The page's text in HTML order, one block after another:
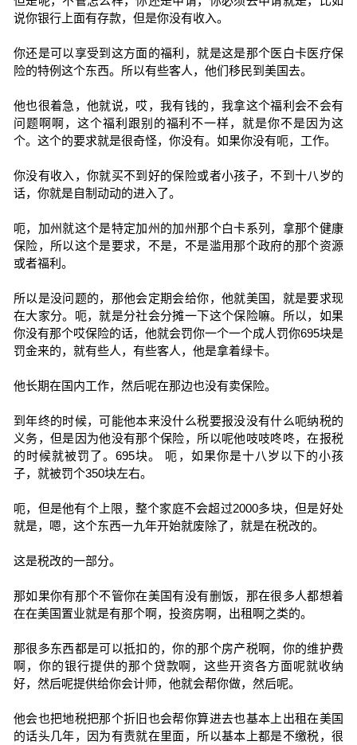
说你银行上面有存款，但是你没有收入。
你还是可以享受到这方面的福利，就是这是那个医白卡医疗保
险的特例这个东西。所以有些客人，他们移民到美国去。
他也很着急，他就说，哎，我有钱的，我拿这个福利会不会有
问题啊啊，这个福利跟别的福利不一样，就是你不是因为这
个。这个的要求就是很奇怪，你没有。如果你没有呃，工作。
你没有收入，你就买不到好的保险或者小孩子，不到十八岁的
话，你就是自制动动的进入了。
呃，加州就这个是特定加州的加州那个白卡系列，拿那个健康
保险，所以这个是要求，不是，不是滥用那个政府的那个资源
或者福利。
所以是没问题的，那他会定期会给你，他就美国，就是要求现
在大家分。呃，就是分社会分摊一下这个保险嘛。所以，如果
你没有那个哎保险的话，他就会罚你一个一个成人罚你695块是
罚金来的，就有些人，有些客人，他是拿着绿卡。
他长期在国内工作，然后呢在那边也没有卖保险。
到年终的时候，可能他本来没什么税要报没没有什么呃纳税的
义务，但是因为他没有那个保险，所以呢他吱吱咚咚，在报税
的时候就被罚了。695块。 呃，如果你是十八岁以下的小孩
子，就被罚个350块左右。
呃，但是他有个上限，整个家庭不会超过2000多块，但是好处
就是，嗯，这个东西一九年开始就废除了，就是在税改的。
这是税改的一部分。
那如果你有那个不管你在美国有没有删饭，那在很多人都想着
在在美国置业就是有那个啊，投资房啊，出租啊之类的。
那很多东西都是可以抵扣的，你的那个房产税啊，你的维护费
啊，你的银行提供的那个贷款啊，这些开资各方面呢就收纳
好，然后呢提供给你会计师，他就会帮你做，然后呢。
他会也把地税把那个折旧也会帮你算进去也基本上出租在美国
的话头几年，因为有责就在里面，所以基本上都是不缴税，很